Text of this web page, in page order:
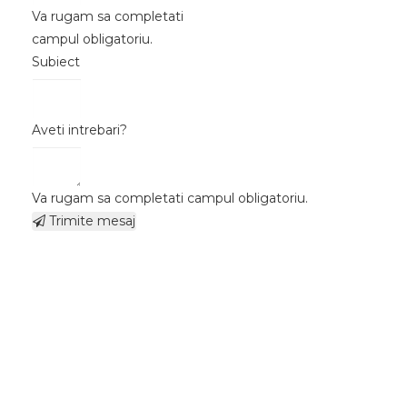
Va rugam sa completati
campul obligatoriu.
Subiect
Aveti intrebari?
Va rugam sa completati campul obligatoriu.
Trimite mesaj